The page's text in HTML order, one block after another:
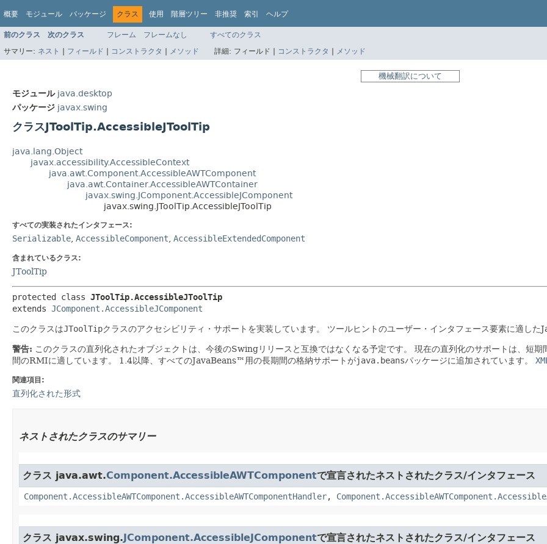
概要 モジュール パッケージ クラス 使用 階層ツリー 非推奨 索引 ヘルプ
前のクラス 次のクラス フレーム フレームなし
すべてのクラス
サマリー: ネスト | フィールド | コンストラクタ | メソッド 詳細: フィールド | コンストラクタ | メソッド
機械翻訳について
モジュール java.desktop
パッケージ javax.swing
クラスJToolTip.AccessibleJToolTip
java.lang.Object
javax.accessibility.AccessibleContext
java.awt.Component.AccessibleAWTComponent
java.awt.Container.AccessibleAWTContainer
javax.swing.JComponent.AccessibleJComponent
javax.swing.JToolTip.AccessibleJToolTip
すべての実装されたインタフェース:
Serializable AccessibleComponent AccessibleExtendedComponent
含まれているクラス:
JToolTip
protected class JToolTip.AccessibleJToolTip
extends JComponent.AccessibleJComponent
このクラスはJToolTipクラスのアクセシビリティ・サポートを実装しています。 ツールヒントのユーザー・インタフェース要素に適し
警告: このクラスの直列化されたオブジェクトは、今後のSwingリリースと互換ではなくなる予定です。
現在の直列化のサポートは、短
間のRMIに適しています。
1.4以降、すべてのJavaBeans™用の長期間の格納サポートがjava.beansパッケージに追加されています。
関連項目:
直列化された形式
ネストされたクラスのサマリー
クラス java.awt.Component.AccessibleAWTComponentで宣言されたネストされたクラス/インタフェース
Component.AccessibleAWTComponent.AccessibleAWTComponentHandler,
クラス javax.swing.JComponent.AccessibleJComponentで宣言されたネストされたクラス/インタフェース